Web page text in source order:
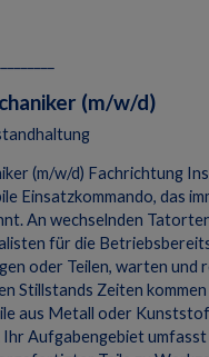
(m/w/d)
(m/w/d) Fachrichtung
Einsatzkommando, das
An wechselnden
für die
oder Teilen, warten und
Stillstands Zeiten
aus Metall oder
Ihr Aufgabengebiet